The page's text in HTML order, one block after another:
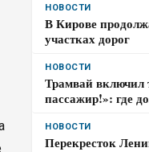
восстановить
НОВОСТИ
В Кирове
участках дорог
НОВОСТИ
Трамвай включил
пассажир!»: где
продолжить
НОВОСТИ
Перекресток